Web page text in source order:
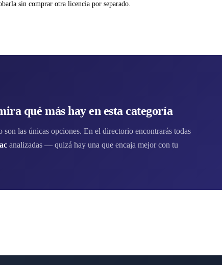
sin comprar otra licencia por separado.
qué más hay en esta categoría
las únicas opciones. En el directorio encontrarás todas
analizadas — quizá hay una que encaja mejor con tu